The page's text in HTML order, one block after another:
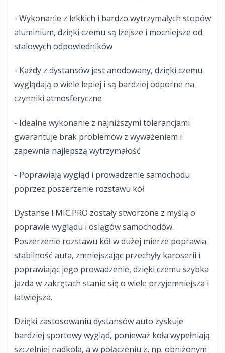
- Wykonanie z lekkich i bardzo wytrzymałych stopów
aluminium, dzięki czemu są lżejsze i mocniejsze od
stalowych odpowiedników
- Każdy z dystansów jest anodowany, dzięki czemu
wyglądają o wiele lepiej i są bardziej odporne na
czynniki atmosferyczne
- Idealne wykonanie z najniższymi tolerancjami
gwarantuje brak problemów z wyważeniem i
zapewnia najlepszą wytrzymałość
- Poprawiają wygląd i prowadzenie samochodu
poprzez poszerzenie rozstawu kół
Dystanse FMIC.PRO zostały stworzone z myślą o
poprawie wyglądu i osiągów samochodów.
Poszerzenie rozstawu kół w dużej mierze poprawia
stabilność auta, zmniejszając przechyły karoserii i
poprawiając jego prowadzenie, dzięki czemu szybka
jazda w zakrętach stanie się o wiele przyjemniejsza i
łatwiejsza.
Dzięki zastosowaniu dystansów auto zyskuje
bardziej sportowy wygląd, ponieważ koła wypełniają
szczelniej nadkola, a w połączeniu z, np. obniżonym